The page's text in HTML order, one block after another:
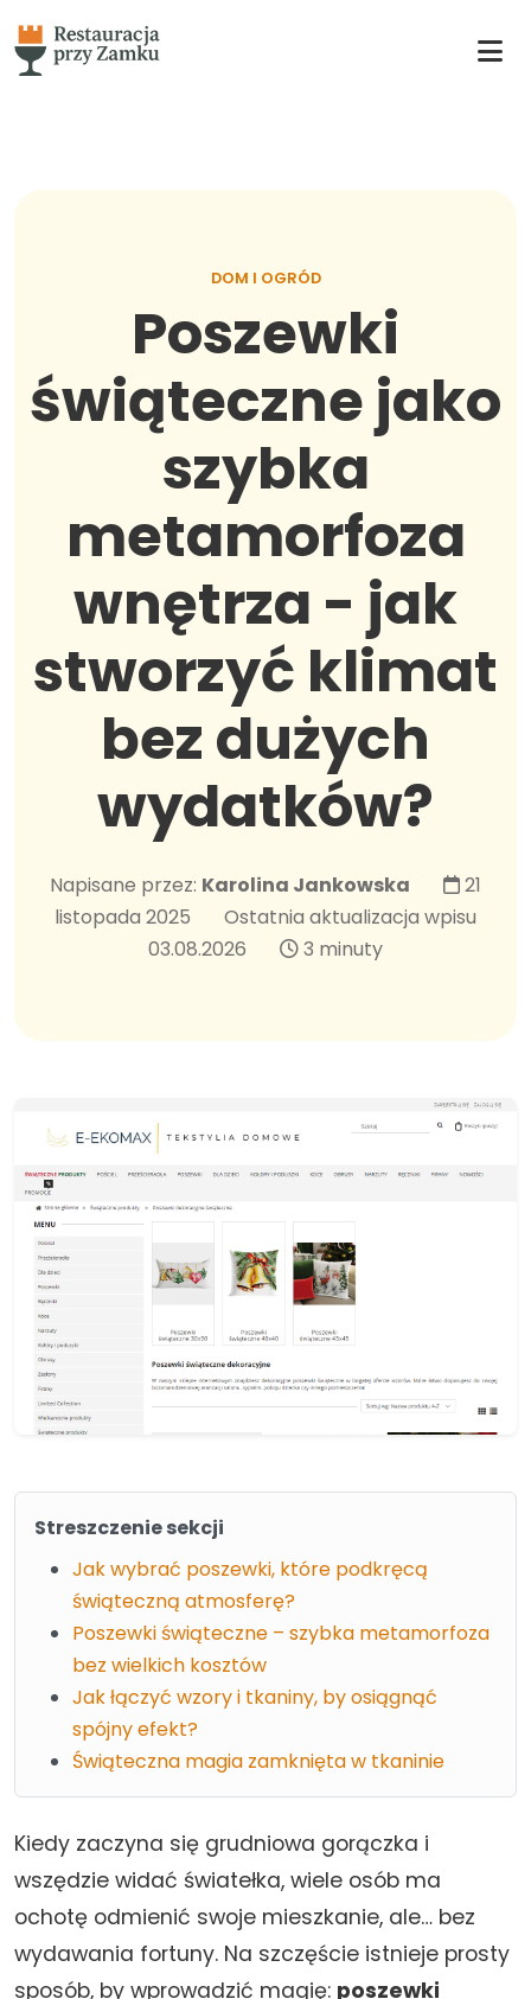
DOM I OGRÓD
Poszewki
świąteczne jako
szybka
metamorfoza
wnętrza - jak
stworzyć klimat
bez dużych
wydatków?
Napisane przez: Karolina Jankowska
21
listopada 2025
Ostatnia aktualizacja wpisu
03.08.2026
3 minuty
Streszczenie sekcji
Jak wybrać poszewki, które podkręcą
świąteczną atmosferę?
Poszewki świąteczne – szybka metamorfoza
bez wielkich kosztów
Jak łączyć wzory i tkaniny, by osiągnąć
spójny efekt?
Świąteczna magia zamknięta w tkaninie
Kiedy zaczyna się grudniowa gorączka i
wszędzie widać światełka, wiele osób ma
ochotę odmienić swoje mieszkanie, ale… bez
wydawania fortuny. Na szczęście istnieje prosty
sposób, by wprowadzić magię: poszewki